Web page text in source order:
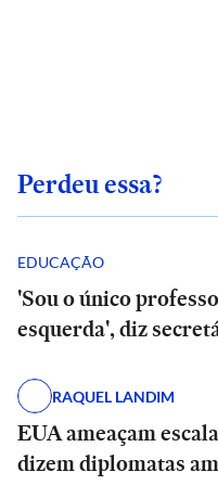
Perdeu essa?
EDUCAÇÃO
'Sou o único
esquerda', diz
RAQUEL LANDIM
EUA ameaçam
dizem diplomatas